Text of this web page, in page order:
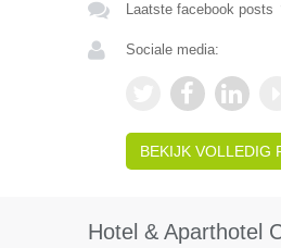
Laatste facebook posts
Sociale media:
BEKIJK VOLLEDIG
Hotel & Aparthotel